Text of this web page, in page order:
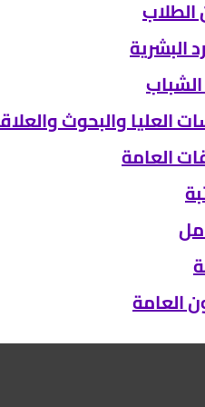
الطلاب
البشرية
الشباب
اﻟﻌﻠﻴﺎ واﻟﺒﺤﻮث
العامة
العامة